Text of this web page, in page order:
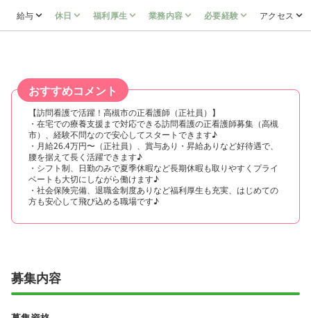
給与 休日 福利厚生 業務内容 必要経験 アクセス
おすすめコメント
【訪問看護で活躍！高槻市の正看護師（正社員）】
・在宅での療養支援まで対応できる訪問看護の正看護師募集（高槻
市）、経験不問なので安心してスタートできます♪
・月給26.4万円〜（正社員）、賞与あり・昇給ありなど好待遇で、
腰を据えて長く活躍できます♪
・シフト制、日勤のみで夏季休暇など長期休暇も取りやすくプライ
ベートも大切にしながら働けます♪
・社会保険完備、退職金制度ありなど福利厚生も充実、はじめての
方も安心して飛び込める職場です♪
募集内容